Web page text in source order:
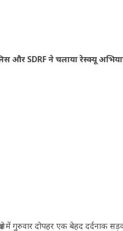
और SDRF ने चलाया रेस्क्यू
में गुरुवार दोपहर एक बेहद दर्दनाक